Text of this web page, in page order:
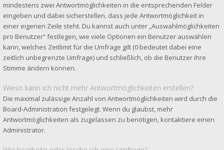
mindestens zwei Antwortmöglichkeiten in die entsprechenden Felder
eingeben und dabei sicherstellen, dass jede Antwortmöglichkeit in
einer eigenen Zeile steht. Du kannst auch unter „Auswahlmöglichkeiten
pro Benutzer“ festlegen, wie viele Optionen ein Benutzer auswählen
kann, welches Zeitlimit für die Umfrage gilt (0 bedeutet dabei eine
zeitlich unbegrenzte Umfrage) und schließlich, ob die Benutzer ihre
Stimme ändern können.
Wieso kann ich nicht mehr Antwortmöglichkeiten erstellen?
Die maximal zulässige Anzahl von Antwortmöglichkeiten wird durch die
Board-Administration festgelegt. Wenn du glaubst, mehr
Antwortmöglichkeiten als zugelassen zu benötigen, kontaktiere einen
Administrator.